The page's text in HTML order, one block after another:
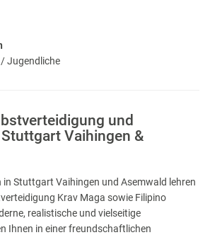
Jugendliche
und
Vaihingen &
in Stuttgart Vaihingen und Asemwald lehren
Krav Maga sowie Filipino
realistische und vielseitige
Ihnen in einer freundschaftlichen